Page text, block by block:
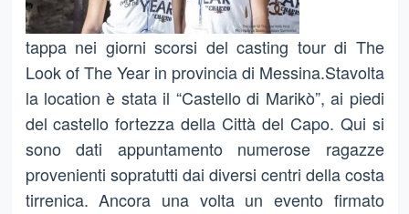
tappa nei giorni scorsi del casting tour di The
Look of The Year in provincia di Messina.Stavolta
la location è stata il “Castello di Marikò”, ai piedi
del castello fortezza della Città del Capo. Qui si
sono dati appuntamento numerose ragazze
provenienti sopratutti dai diversi centri della costa
tirrenica. Ancora una volta un evento firmato